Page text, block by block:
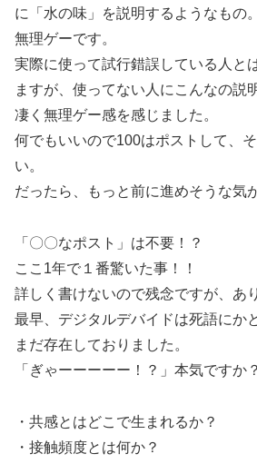
に「水の味」を説明するようなもの。
無理ゲーです。
実際に使って試行錯誤している人と
ますが、使ってない人にこんなの説
凄く無理ゲー感を感じました。
何でもいいので100はポストして、
い。
だったら、もっと前に進めそうな気
「〇〇なポスト」は不要！？
ここ1年で１番驚いた事！！
詳しく書けないので残念ですが、あ
最早、デジタルデバイドは死語にか
まだ存在しておりました。
「ぎゃーーーーー！？」本気ですか？
・共感とはどこで生まれるか？
・接触頻度とは何か？